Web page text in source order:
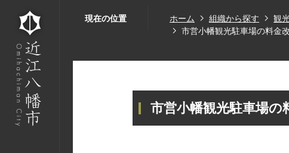
現在の位置 ホーム 組織から探す 観
市営小幡観光駐車場の料金
市営小幡観光駐車場の